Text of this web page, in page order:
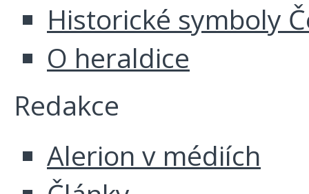
Historické symboly
O heraldice
Redakce
Alerion v médiích